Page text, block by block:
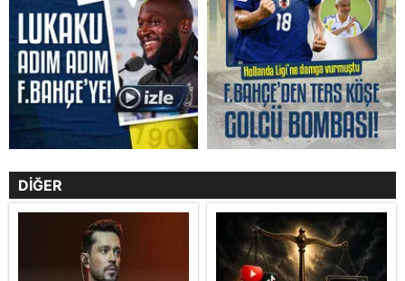
DİĞER